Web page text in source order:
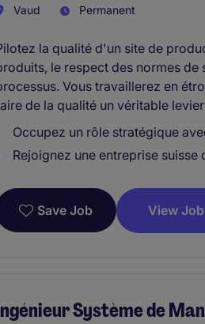
Vaud Permanent
la qualité d'un site de
le respect des normes
Vous travaillerez en
de la qualité un véritable
Occupez un rôle stratégique
Rejoignez une entreprise
Save Job View Job
Système de